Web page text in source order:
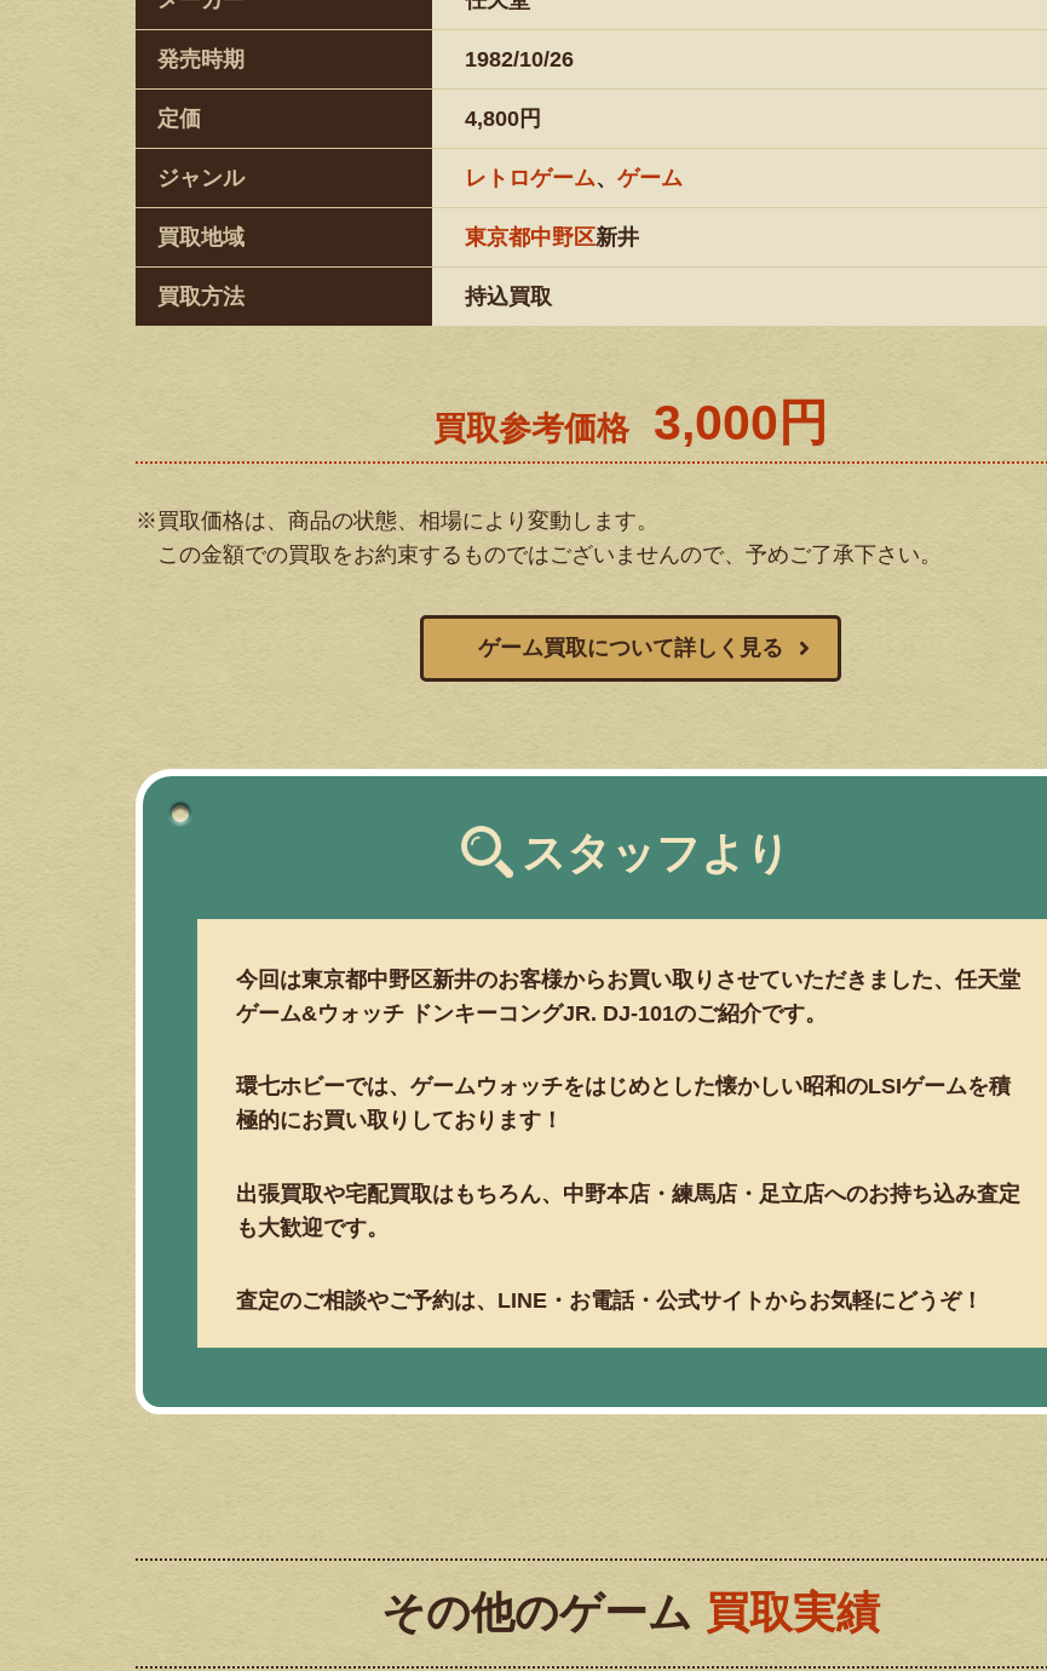
発売時期 1982/10/26
定価 4,800円
ジャンル レトロゲーム、 ゲーム
買取地域 東京都中野区新井
買取方法 持込買取
買取参考価格 3,000円
※買取価格は、商品の状態、相場により変動します。
この金額での買取をお約束するものではございませんので、予めご了承下さい。
ゲーム買取について詳しく見る
スタッフより
今回は東京都中野区新井のお客様からお買い取りさせていただきました、任天堂
ゲーム&ウォッチ ドンキーコングJR. DJ-101のご紹介です。
環七ホビーでは、ゲームウォッチをはじめとした懐かしい昭和のLSIゲームを積
極的にお買い取りしております！
出張買取や宅配買取はもちろん、中野本店・練馬店・足立店へのお持ち込み査定
も大歓迎です。
査定のご相談やご予約は、LINE・お電話・公式サイトからお気軽にどうぞ！
その他のゲーム 買取実績